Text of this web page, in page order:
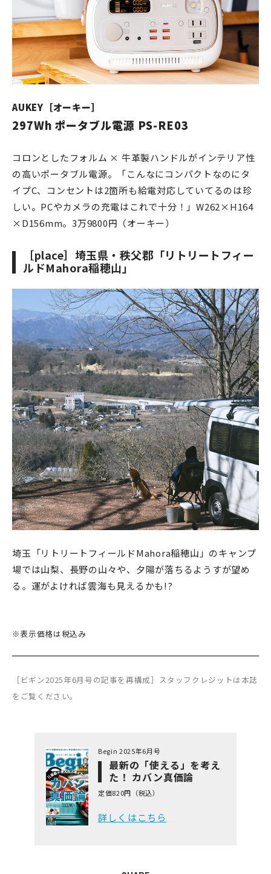
AUKEY［オーキー］
297Wh ポータブル電源 PS-RE03
コロンとしたフォルム × 牛革製ハンドルがインテリア性
の高いポータブル電源。「こんなにコンパクトなのにタ
イプC、コンセントは2箇所も給電対応していてるのは珍
しい。PCやカメラの充電はこれで十分！」W262×H164
×D156mm。3万9800円（オーキー）
［place］埼玉県・秩父郡「リトリートフィー
ルドMahora稲穂山」
埼玉「リトリートフィールドMahora稲穂山」のキャンプ
場では山梨、長野の山々や、夕陽が落ちるようすが望め
る。運がよければ雲海も見えるかも!?
※表示価格は税込み
［ビギン2025年6月号の記事を再構成］スタッフクレジットは本誌
をご覧ください。
Begin 2025年6月号
最新の「使える」を考え
た！ カバン真価論
定価820円（税込）
詳しくはこちら